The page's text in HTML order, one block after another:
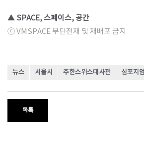
▲ SPACE, 스페이스, 공간
ⓒ VMSPACE 무단전재 및 재배포 금지
뉴스 서울시 주한스위스대사관 심포지엄
목록